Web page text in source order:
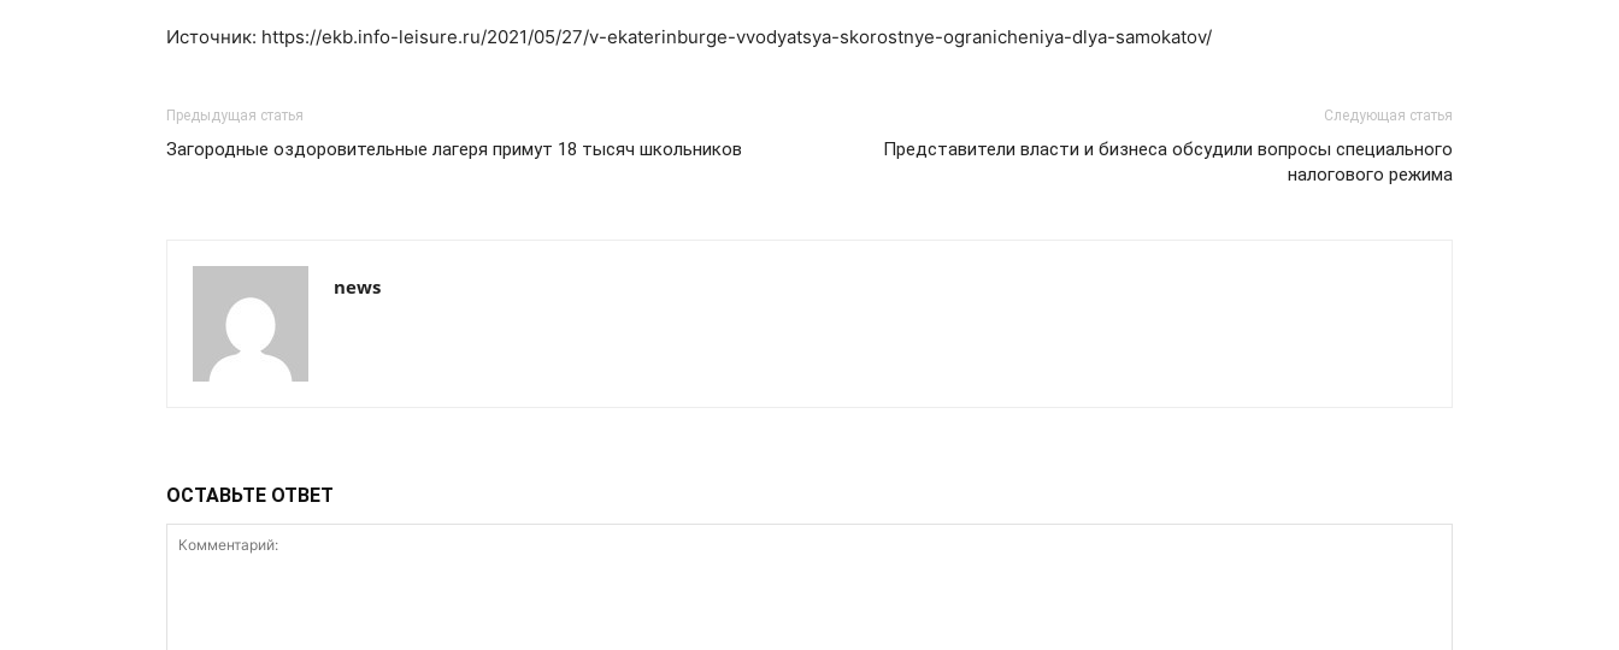
Источник: https://ekb.info-leisure.ru/2021/05/27/v-ekaterinburge-vvodyatsya-skorostnye-ogranicheniya-dlya-samokatov/
Предыдущая статья
Загородные оздоровительные лагеря примут 18 тысяч школьников
Следующая статья
Представители власти и бизнеса обсудили вопросы специального
налогового режима
news
ОСТАВЬТЕ ОТВЕТ